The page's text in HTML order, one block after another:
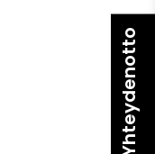
Yhteydenotto